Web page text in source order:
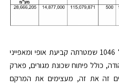
המכרז הוא חלק מתכנית תמ"ל 1046 שמטרתה קביעת אופי ומאפייני
כולל פיתוח שכונת מגורים, פארק
זה את זה, מעצימים את המרקם